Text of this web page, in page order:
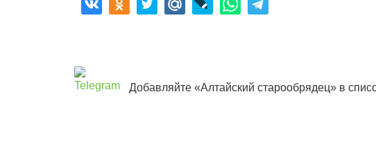
Добавляйте «Алтайский старообрядец» в